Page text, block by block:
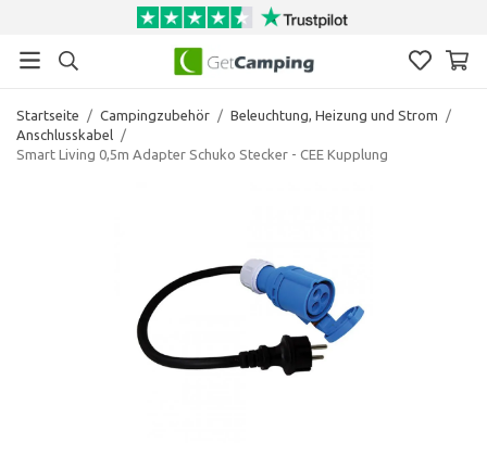
Startseite / Campingzubehör / Beleuchtung, Heizung und Strom
/
Anschlusskabel /
Smart Living 0,5m Adapter Schuko Stecker - CEE Kupplung